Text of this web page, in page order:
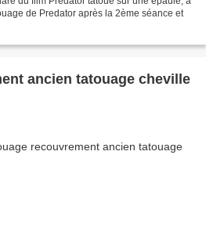
de Predator après la 2ème séance et
ancien tatouage cheville